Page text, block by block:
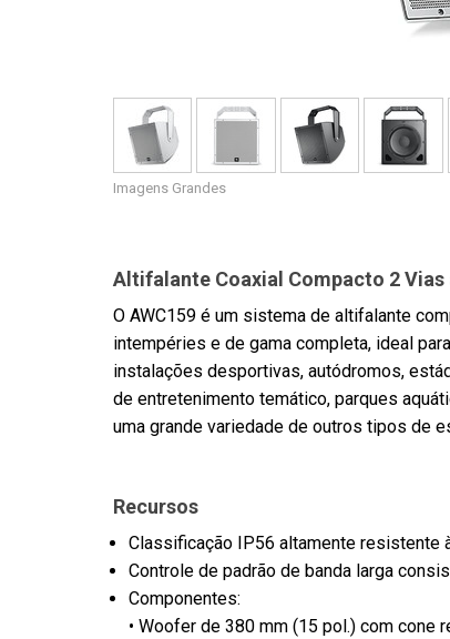
Imagens Grandes
Altifalante Coaxial Compacto 2 Vias
O AWC159 é um sistema de altifalante
intempéries e de gama completa, ideal
instalações desportivas, autódromos,
de entretenimento temático, parques
uma grande variedade de outros tipos de
Recursos
Classificação IP56 altamente resistente
Controle de padrão de banda larga
Componentes:
• Woofer de 380 mm (15 pol.) com cone